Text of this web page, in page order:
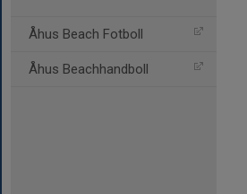
Åhus Beach Fotboll
Åhus Beachhandboll